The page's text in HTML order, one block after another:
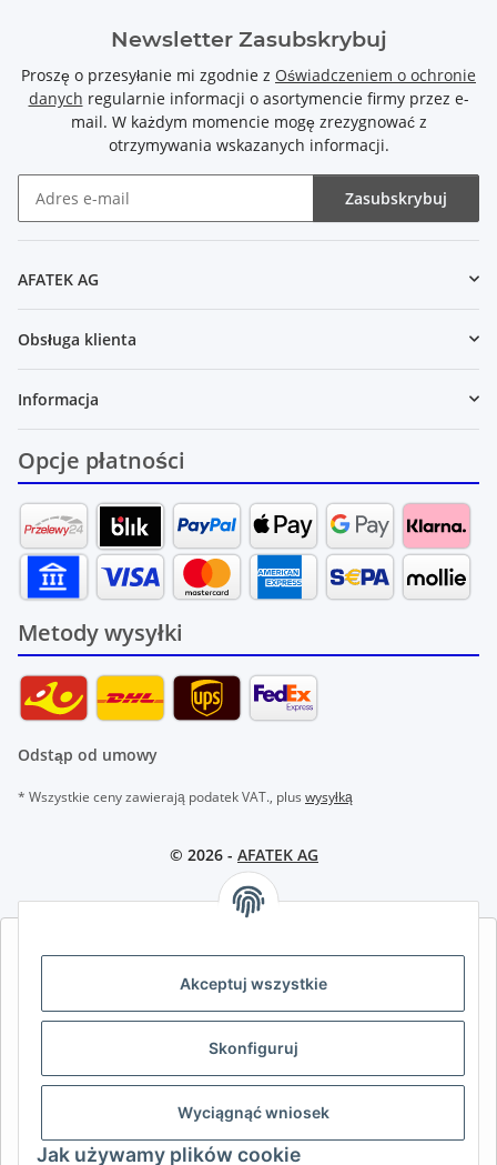
Akceptuj wszystkie
Skonfiguruj
Wyciągnąć wniosek
Jak używamy plików cookie
Newsletter Zasubskrybuj
Proszę o przesyłanie mi zgodnie z Oświadczeniem o ochronie
danych regularnie informacji o asortymencie firmy przez e-
mail. W każdym momencie mogę zrezygnować z
otrzymywania wskazanych informacji.
Zasubskrybuj
AFATEK AG
Obsługa klienta
Informacja
Opcje płatności
Metody wysyłki
Odstąp od umowy
* Wszystkie ceny zawierają podatek VAT., plus wysyłką
© 2026 - AFATEK AG
AFATEK INTERNATIONAL – WYBIERZ REGION I JĘZYK | SELECT
DE AT CH (DE) CH (FR)
BE (NL) BE (FR)